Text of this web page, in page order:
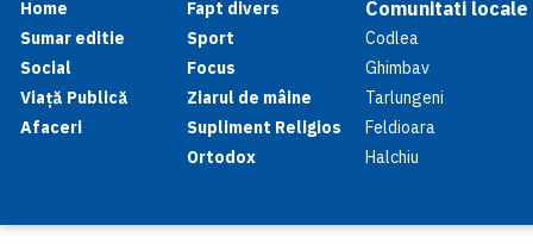
Home
Sumar editie
Social
Viață Publică
Afaceri
Fapt divers
Sport
Focus
Ziarul de mâine
Supliment Religios
Ortodox
Comunitati locale
Codlea
Ghimbav
Tarlungeni
Feldioara
Halchiu